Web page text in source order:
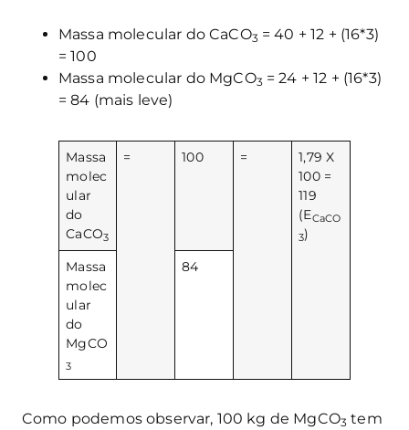
Massa molecular do CaCO3 = 40 + 12 + (16*3)
= 100
Massa molecular do MgCO3 = 24 + 12 + (16*3)
= 84 (mais leve)
Massa
molec
ular
do
CaCO3
= 100 =
1,79 X
100 =
119
(ECaCO
3)
Massa
molec
ular
do
MgCO
3
84
Como podemos observar, 100 kg de MgCO3 tem